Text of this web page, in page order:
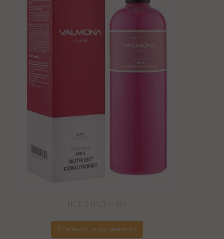
Сообщите, когда появится